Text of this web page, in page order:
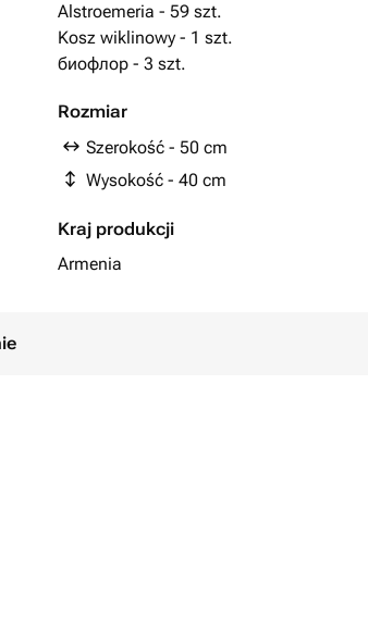
Alstroemeria - 59 szt.
Kosz wiklinowy - 1 szt.
биофлор - 3 szt.
Rozmiar
Szerokość - 50 cm
Wysokość - 40 cm
Kraj produkcji
Armenia